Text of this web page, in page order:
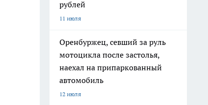
рублей
11 июля
Оренбуржец, севший за руль
мотоцикла после застолья,
наехал на припаркованный
автомобиль
12 июля